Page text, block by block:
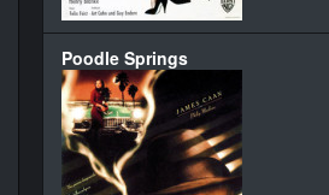
Poodle Springs